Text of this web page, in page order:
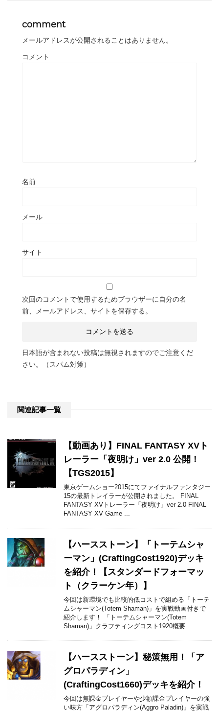
comment
メールアドレスが公開されることはありません。
コメント
名前
メール
サイト
次回のコメントで使用するためブラウザーに自分の名
前、メールアドレス、サイトを保存する。
日本語が含まれない投稿は無視されますのでご注意くだ
さい。（スパム対策）
関連記事一覧
【動画あり】FINAL FANTASY XVト
レーラー「夜明け」ver 2.0 公開！
【TGS2015】
東京ゲームショー2015にてファイナルファンタジー
15の最新トレイラーが公開されました。 FINAL
FANTASY XVトレーラー「夜明け」ver 2.0 FINAL
FANTASY XV Game ...
【ハースストーン】「トーテムシャ
ーマン」(CraftingCost1920)デッキ
を紹介！【スタンダードフォーマッ
ト（クラーケン年）】
今回は新環境でも比較的低コストで組める「トーテ
ムシャーマン(Totem Shaman)」を実戦動画付きで
紹介します！ 「トーテムシャーマン(Totem
Shaman)」クラフティングコスト1920概要 ...
【ハースストーン】秘策無用！「ア
グロパラディン」
(CraftingCost1660)デッキを紹介！
今回は無課金プレイヤーや少額課金プレイヤーの強
い味方「アグロパラディン(Aggro Paladin)」を実戦